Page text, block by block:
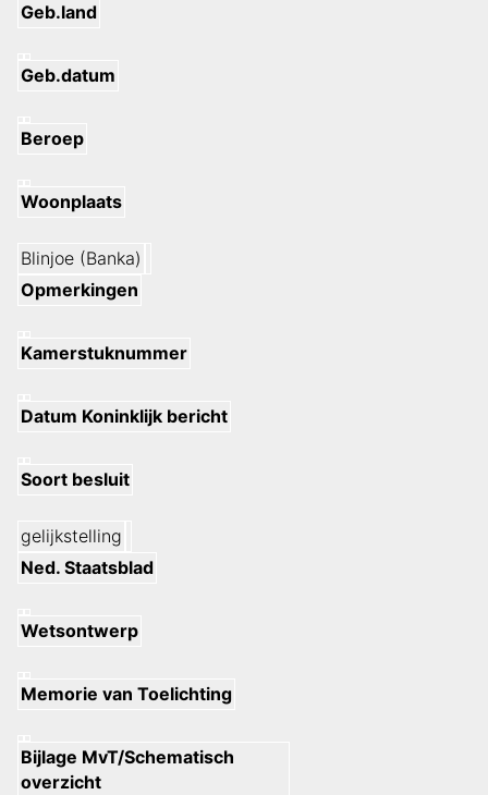
Geb.land
Geb.datum
Beroep
Woonplaats
Blinjoe (Banka)
Opmerkingen
Kamerstuknummer
Datum Koninklijk bericht
Soort besluit
gelijkstelling
Ned. Staatsblad
Wetsontwerp
Memorie van Toelichting
Bijlage MvT/Schematisch
overzicht